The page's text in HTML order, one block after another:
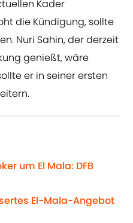
Kader
die Kündigung, sollte
Nuri Sahin, der derzeit
genießt, wäre
er in seiner ersten
um El Mala: DFB
El-Mala-Angebot